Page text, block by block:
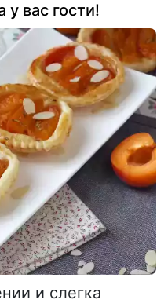
у вас гости!
и слегка